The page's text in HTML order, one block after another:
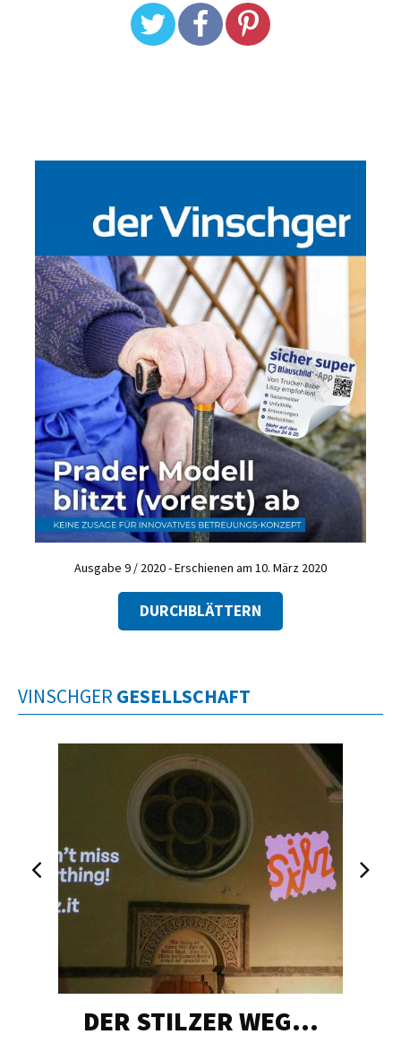
Ausgabe 9 / 2020 - Erschienen am 10. März 2020
DURCHBLÄTTERN
VINSCHGER GESELLSCHAFT
DER STILZER WEG…